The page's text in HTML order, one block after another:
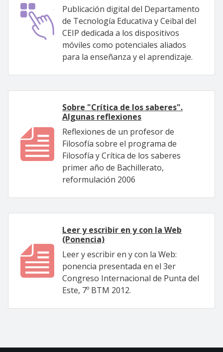
Publicación digital del Departamento
de Tecnología Educativa y Ceibal del
CEIP dedicada a los dispositivos
móviles como potenciales aliados
para la enseñanza y el aprendizaje.
Sobre "Crítica de los saberes".
Algunas reflexiones
Reflexiones de un profesor de
Filosofía sobre el programa de
Filosofía y Crítica de los saberes
primer año de Bachillerato,
reformulación 2006
Leer y escribir en y con la Web
(Ponencia)
Leer y escribir en y con la Web:
ponencia presentada en el 3er
Congreso Internacional de Punta del
Este, 7º BTM 2012.